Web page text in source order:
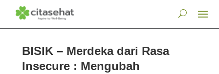
BISIK – Merdeka dari Rasa
Insecure : Mengubah